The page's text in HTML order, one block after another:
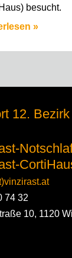
besucht.
»
12. Bezirk
74 32
10, 1120